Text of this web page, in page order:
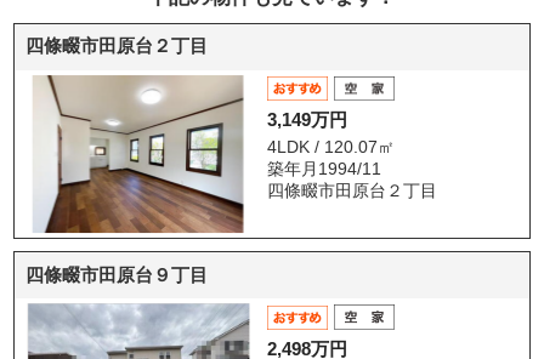
四條畷市田原台２丁目
3,149万円
4LDK / 120.07㎡
築年月1994/11
四條畷市田原台２丁目
四條畷市田原台９丁目
2,498万円